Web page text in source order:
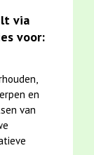
via
voor:
en
van